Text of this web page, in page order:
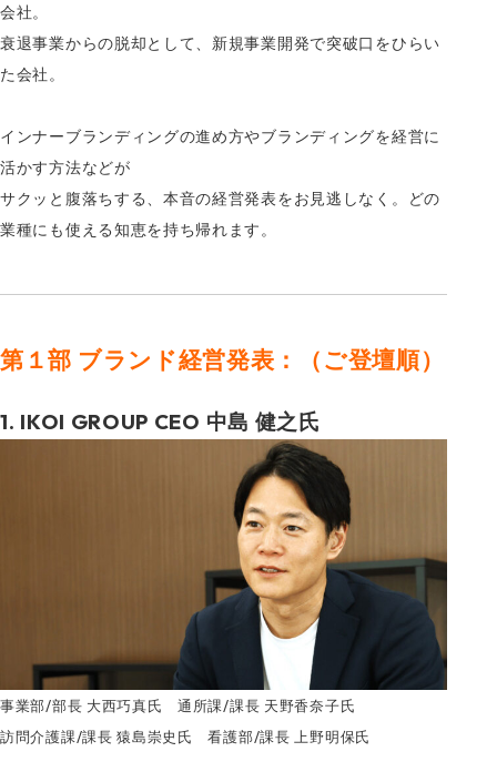
会社。
衰退事業からの脱却として、新規事業開発で突破口をひらい
た会社。
インナーブランディングの進め方やブランディングを経営に
活かす方法などが
サクッと腹落ちする、本音の経営発表をお見逃しなく。どの
業種にも使える知恵を持ち帰れます。
第１部 ブランド経営発表：（ご登壇順）
1. IKOI GROUP CEO 中島 健之氏
事業部/部長 大西巧真氏 通所課/課長 天野香奈子氏
訪問介護課/課長 猿島崇史氏 看護部/課長 上野明保氏